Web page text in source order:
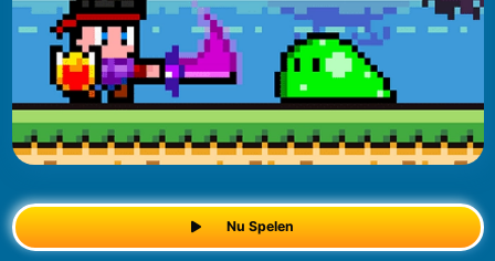
Nu Spelen